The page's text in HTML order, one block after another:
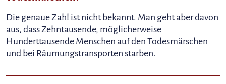
Die genaue Zahl ist nicht bekannt. Man geht aber davon
aus, dass Zehntausende, möglicherweise
Hunderttausende Menschen auf den Todesmärschen
und bei Räumungstransporten starben.